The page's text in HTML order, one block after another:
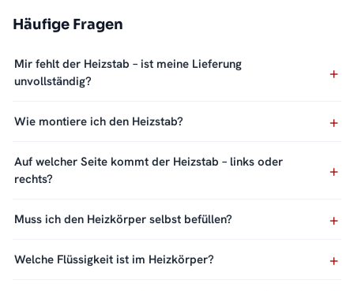
Häufige Fragen
Mir fehlt der Heizstab – ist meine Lieferung
unvollständig?
Wie montiere ich den Heizstab?
Auf welcher Seite kommt der Heizstab – links oder
rechts?
Muss ich den Heizkörper selbst befüllen?
Welche Flüssigkeit ist im Heizkörper?